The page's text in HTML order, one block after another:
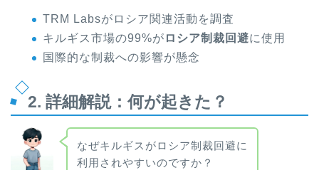
TRM Labsがロシア関連活動を調査
キルギス市場の99%が ロシア制裁回避に使用
国際的な制裁への影響が懸念
2. 詳細解説：何が起きた？
なぜキルギスがロシア制裁回避に
利用されやすいのですか？